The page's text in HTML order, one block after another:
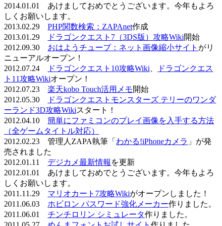
2014.01.01 あけましておめでとうございます。今年もよろ
しくお願いします。
2013.02.29 PHP関数検索：ZAPAnet作成
2013.01.29
ドラゴンクエスト7（3DS版）攻略Wiki開始
2012.09.30 おはようチューブ：ネット画像縮小サイト がリ
ニューアルオープン！
2012.07.24
ドラゴンクエスト10攻略Wiki
ドラゴンクエス
ト11攻略Wikiオープン！
2012.07.23 楽天kobo Touch活用メモ開始
2012.05.30
ドラゴンクエストモンスターズ テリーのワンダ
ーランド3D攻略Wikiスタート！
2012.04.10 簡単にファミコンのプレイ画像を入手する方法
（全ゲームタイトル対応）
2012.02.23 管理人ZAPA執筆「 わかる!iPhoneカメラ 」が発
売されました
2012.01.11 デジカメ最新情報 を更新
2012.01.01 あけましておめでとうございます。今年もよろ
しくお願いします。
2011.11.29 マリオカート7攻略Wikiがオープンしました！
2011.06.03 ホビロン パスワード強化メーカー作りました。
2011.06.01 チンチロリン シミュレータ作りました。